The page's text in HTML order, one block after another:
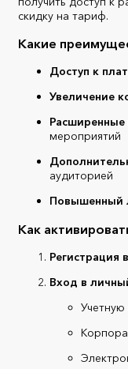
скидку на тариф.
Какие
Доступ к
Увеличение
мероприятий
аудиторией
Повышенный
Как
Регистрация
Вход в
Учетную